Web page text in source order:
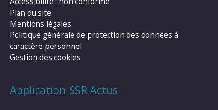
Plan du site
Mentions légales
Politique générale de protection des données à
caractère personnel
Gestion des cookies
Application SSR Actus